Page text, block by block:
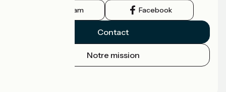
Instagram Facebook
Contact
Notre mission